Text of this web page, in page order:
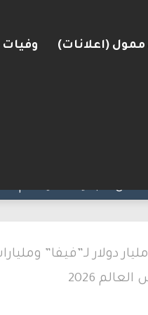
(اعلانات) وفيات
وترقب لوجهته
13 مليار دولار لـ”فيفا”
2026